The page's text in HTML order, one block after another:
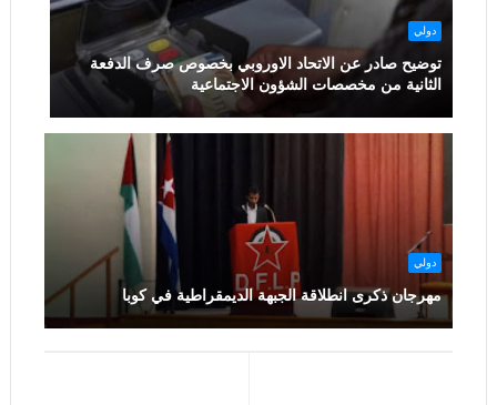
دولي
توضيح صادر عن الاتحاد الاوروبي بخصوص صرف الدفعة
الثانية من مخصصات الشؤون الاجتماعية
دولي
مهرجان ذكرى انطلاقة الجبهة الديمقراطية في كوبا